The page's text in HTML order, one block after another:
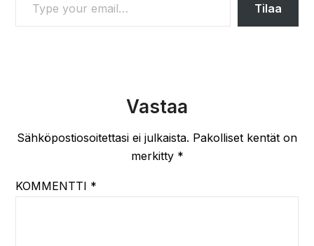
Tilaa
Vastaa
Sähköpostiosoitettasi ei julkaista. Pakolliset kentät on
merkitty *
KOMMENTTI *